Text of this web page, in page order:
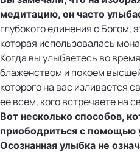
медитацию, он часто
глубокого единения с Богом,
которая использовалась
Когда вы улыбаетесь во
блаженством и покоем
которого на вас изливается
ее всем, кого встречаете на
Вот несколько способов,
приободриться с помощью
Осознанная улыбка не